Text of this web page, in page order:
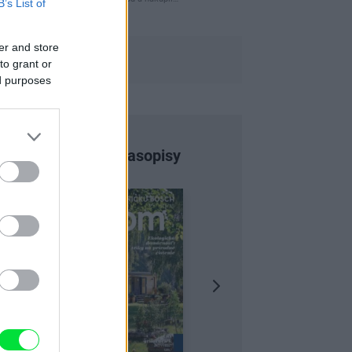
List of
and store
grant or
purposes
Najnovšie časopisy